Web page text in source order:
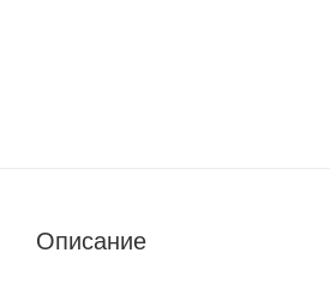
Описание